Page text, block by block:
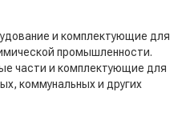
и комплектующие для
промышленности.
части и комплектующие для
коммунальных и других